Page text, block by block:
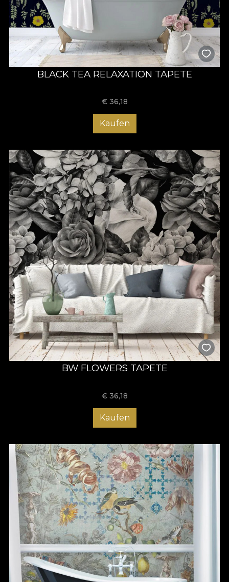
BLACK TEA RELAXATION TAPETE
€ 36,18
Kaufen
BW FLOWERS TAPETE
€ 36,18
Kaufen